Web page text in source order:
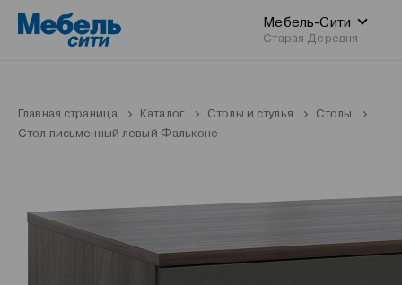
Мебель-Сити
Старая Деревня
Главная страница Каталог Столы и стулья
Столы
Стол письменный левый Фальконе